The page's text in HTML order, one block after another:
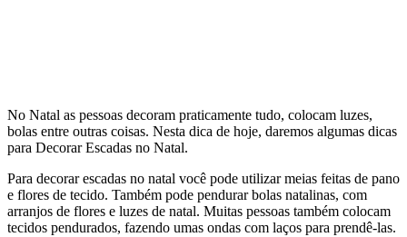
No Natal as pessoas decoram praticamente tudo, colocam luzes,
bolas entre outras coisas. Nesta dica de hoje, daremos algumas dicas
para Decorar Escadas no Natal.
Para decorar escadas no natal você pode utilizar meias feitas de pano
e flores de tecido. Também pode pendurar bolas natalinas, com
arranjos de flores e luzes de natal. Muitas pessoas também colocam
tecidos pendurados, fazendo umas ondas com laços para prendê-las.